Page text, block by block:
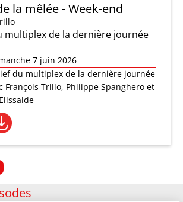
la mêlée - Week-end
multiplex de la dernière journée
7 juin 2026
du multiplex de la dernière journée
François Trillo, Philippe Spanghero et